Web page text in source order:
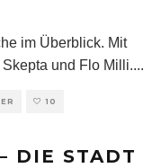
im Überblick. Mit
und Flo Milli....
10
DIE STADT